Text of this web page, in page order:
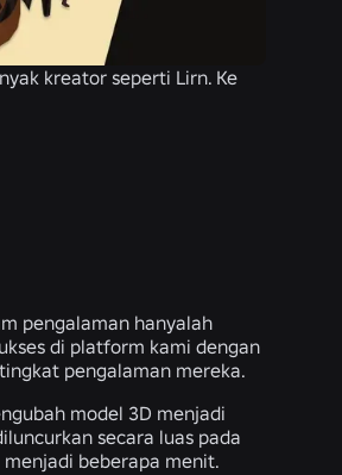
kreator seperti Lirn. Ke
pengalaman hanyalah
di platform kami dengan
pengalaman mereka.
model 3D menjadi
secara luas pada
beberapa menit.